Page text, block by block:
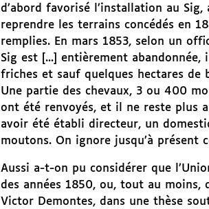
d’abord favorisé l’installation au
reprendre les terrains concédés en
remplies. En mars 1853, selon un
Sig est [...] entièrement
friches et sauf quelques hectares de
Une partie des chevaux, 3 ou 400
ont été renvoyés, et il ne reste plus
avoir été établi directeur, un
moutons. On ignore jusqu’à
Aussi a-t-on pu considérer que
des années 1850, ou, tout au moins,
Victor Demontes, dans une thèse